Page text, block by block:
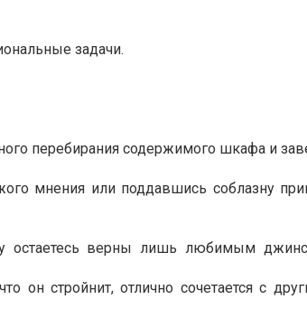
задачи.
перебирания содержимого шкафа и
мнения или поддавшись соблазну
остаетесь верны лишь любимым
он стройнит, отлично сочетается с